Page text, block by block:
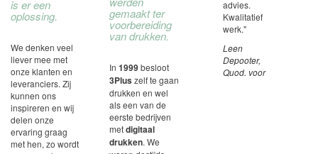
is er een
oplossing.
We denken veel
liever mee met
onze klanten en
leveranciers. Zij
kunnen ons
inspireren en wij
delen onze
ervaring graag
met hen, zo wordt
gemaakt ter
voorbereiding
van drukken.
In1999besloot
3Pluszelf te gaan
drukken en wel
als een van de
eerste bedrijven
metdigitaal
drukken. We
advies.
Kwalitatief
werk."
Leen
Depooter,
Quod. voor